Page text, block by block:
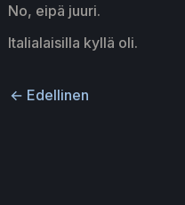
No, eipä juuri.
Italialaisilla kyllä oli.
← Edellinen